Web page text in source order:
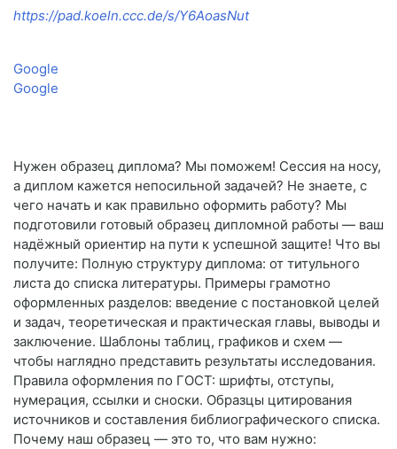
https://pad.koeln.ccc.de/s/Y6AoasNut
Google
Google
Нужен образец диплома? Мы поможем! Сессия на носу,
а диплом кажется непосильной задачей? Не знаете, с
чего начать и как правильно оформить работу? Мы
подготовили готовый образец дипломной работы — ваш
надёжный ориентир на пути к успешной защите! Что вы
получите: Полную структуру диплома: от титульного
листа до списка литературы. Примеры грамотно
оформленных разделов: введение с постановкой целей
и задач, теоретическая и практическая главы, выводы и
заключение. Шаблоны таблиц, графиков и схем —
чтобы наглядно представить результаты исследования.
Правила оформления по ГОСТ: шрифты, отступы,
нумерация, ссылки и сноски. Образцы цитирования
источников и составления библиографического списка.
Почему наш образец — это то, что вам нужно: